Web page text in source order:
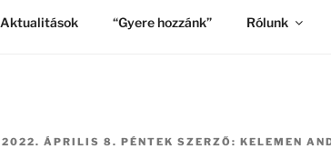
Aktualitások “Gyere hozzánk” Rólunk
BEKÜLDVE:
2022. ÁPRILIS 8. PÉNTEK SZERZŐ: KELEMEN